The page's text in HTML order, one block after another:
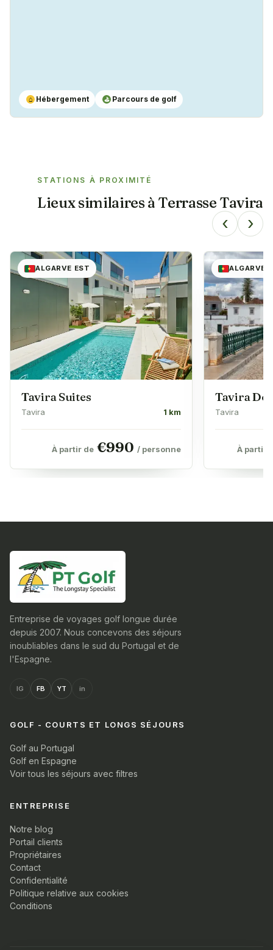
⌂ Hébergement ⛳ Parcours de golf
STATIONS À PROXIMITÉ
Lieux similaires à Terrasse Tavira
‹ ›
ALGARVE EST
Tavira Suites
Tavira 1 km
À partir de €990 / personne
ALGARVE
Tavira
Tavira
À partir
Entreprise de voyages golf longue durée
depuis 2007. Nous concevons des séjours
inoubliables dans le sud du Portugal et de
l'Espagne.
IG FB YT in
GOLF - COURTS ET LONGS SÉJOURS
Golf au Portugal
Golf en Espagne
Voir tous les séjours avec filtres
ENTREPRISE
Notre blog
Portail clients
Propriétaires
Contact
Confidentialité
Politique relative aux cookies
Conditions